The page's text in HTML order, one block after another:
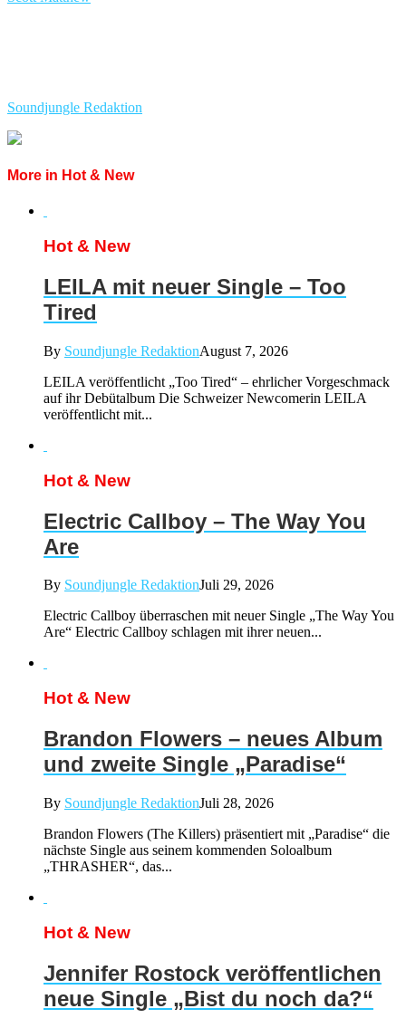
Soundjungle Redaktion
More in Hot & New
Hot & New
LEILA mit neuer Single – Too
Tired
By Soundjungle RedaktionAugust 7, 2026
LEILA veröffentlicht „Too Tired“ – ehrlicher Vorgeschmack
auf ihr Debütalbum Die Schweizer Newcomerin LEILA
veröffentlicht mit...
Hot & New
Electric Callboy – The Way You
Are
By Soundjungle RedaktionJuli 29, 2026
Electric Callboy überraschen mit neuer Single „The Way You
Are“ Electric Callboy schlagen mit ihrer neuen...
Hot & New
Brandon Flowers – neues Album
und zweite Single „Paradise“
By Soundjungle RedaktionJuli 28, 2026
Brandon Flowers (The Killers) präsentiert mit „Paradise“ die
nächste Single aus seinem kommenden Soloalbum
„THRASHER“, das...
Hot & New
Jennifer Rostock veröffentlichen
neue Single „Bist du noch da?“